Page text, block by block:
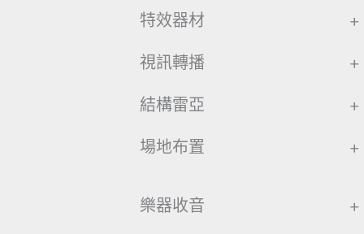
特效器材 +
視訊轉播 +
結構雷亞 +
場地布置 +
樂器收音 +